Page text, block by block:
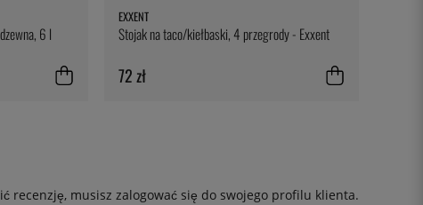
6 l
EXXENT
Stojak na taco/kiełbaski, 4 przegrody - Exxent
72 zł
recenzję, musisz zalogować się do swojego profilu klienta.